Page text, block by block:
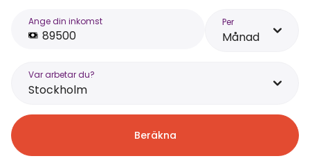
Ange din inkomst Per
Månad
Var arbetar du?
Stockholm
Beräkna